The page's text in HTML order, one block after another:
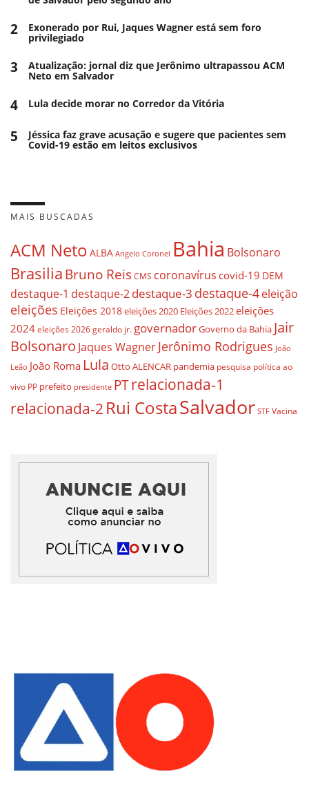
2 Exonerado por Rui, Jaques Wagner está sem foro
privilegiado
3 Atualização: jornal diz que Jerônimo ultrapassou ACM
Neto em Salvador
4 Lula decide morar no Corredor da Vitória
5 Jéssica faz grave acusação e sugere que pacientes sem
Covid-19 estão em leitos exclusivos
MAIS BUSCADAS
ACM Neto ALBA Angelo Coronel Bahia Bolsonaro
BrasiliaBruno ReisCMS coronavírus covid-19 DEM
destaque-1 destaque-2destaque-3 destaque-4eleição
eleições Eleições 2018eleições 2020 Eleições 2022eleições
2024 eleições 2026 geraldo jr. governadorGoverno da Bahia Jair
Bolsonaro Jaques WagnerJerônimo Rodrigues João
Leão João Roma Lula Otto ALENCAR pandemia pesquisa política ao
vivo PP prefeito presidente PTrelacionada-1
relacionada-2 Rui CostaSalvador STF Vacina